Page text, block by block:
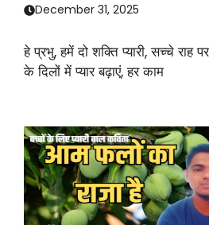
December 31, 2025
हे प्रभु, हमें दो शक्ति प्यारी, सच्चे राह
के दिलों में प्यार बढ़ाएं, हर काम